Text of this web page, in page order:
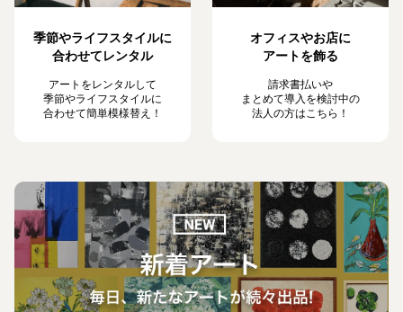
季節やライフスタイルに
合わせてレンタル
アートをレンタルして
季節やライフスタイルに
合わせて簡単模様替え！
オフィスやお店に
アートを飾る
請求書払いや
まとめて導入を検討中の
法人の方はこちら！